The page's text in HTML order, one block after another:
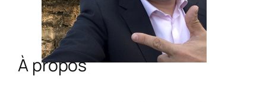
À propos